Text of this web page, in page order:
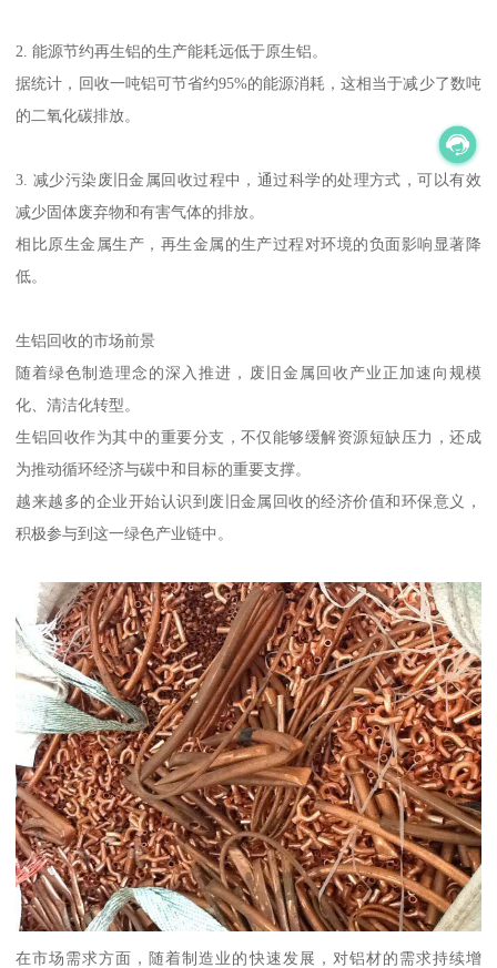
2. 能源节约再生铝的生产能耗远低于原生铝。
据统计，回收一吨铝可节省约95%的能源消耗，这相当于减少了数吨
的二氧化碳排放。
3. 减少污染废旧金属回收过程中，通过科学的处理方式，可以有效
减少固体废弃物和有害气体的排放。
相比原生金属生产，再生金属的生产过程对环境的负面影响显著降
低。
生铝回收的市场前景
随着绿色制造理念的深入推进，废旧金属回收产业正加速向规模
化、清洁化转型。
生铝回收作为其中的重要分支，不仅能够缓解资源短缺压力，还成
为推动循环经济与碳中和目标的重要支撑。
越来越多的企业开始认识到废旧金属回收的经济价值和环保意义，
积极参与到这一绿色产业链中。
在市场需求方面，随着制造业的快速发展，对铝材的需求持续增